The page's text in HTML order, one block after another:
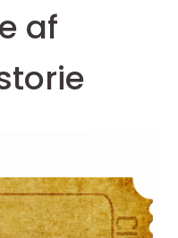
af